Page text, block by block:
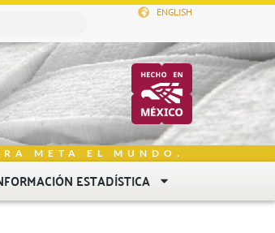
ENGLISH
META EL MUNDO.
ESTADÍSTICA